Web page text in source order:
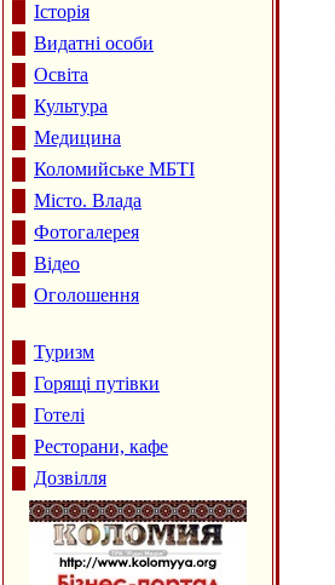
Історія
Видатні особи
Освіта
Культура
Медицина
Коломийське МБТІ
Місто. Влада
Фотогалерея
Відео
Оголошення
Туризм
Горящі путівки
Готелі
Ресторани, кафе
Дозвілля